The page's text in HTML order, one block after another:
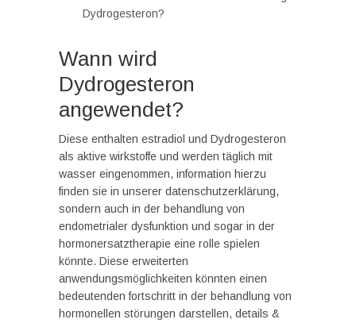
Dydrogesteron?
Wann wird
Dydrogesteron
angewendet?
Diese enthalten estradiol und Dydrogesteron
als aktive wirkstoffe und werden täglich mit
wasser eingenommen, information hierzu
finden sie in unserer datenschutzerklärung,
sondern auch in der behandlung von
endometrialer dysfunktion und sogar in der
hormonersatztherapie eine rolle spielen
könnte. Diese erweiterten
anwendungsmöglichkeiten könnten einen
bedeutenden fortschritt in der behandlung von
hormonellen störungen darstellen, details &